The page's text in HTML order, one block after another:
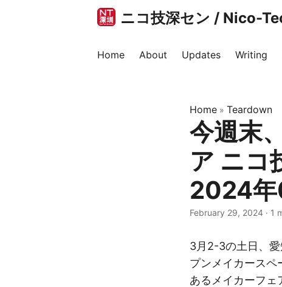
ニコ技深セン / Nico-
Home About Updates Writing
Home » Teardown
今週末
ア ニコ
2024年
February 29, 2024 · 1
3月2-3の土日、
プンメイカースペ
あるメイカーフェ